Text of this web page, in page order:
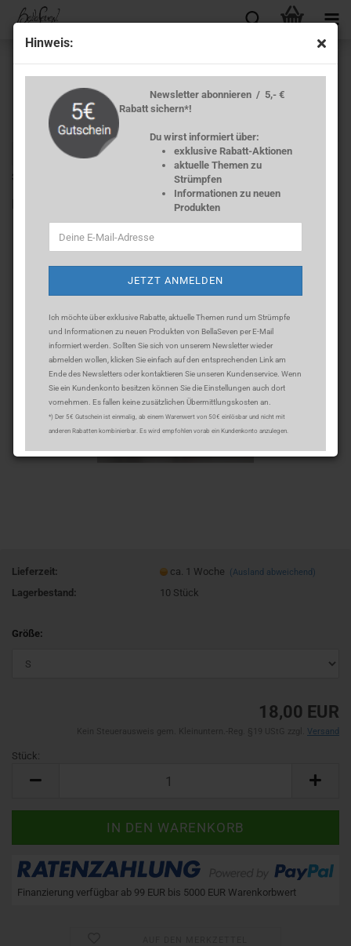
Hin­weis:
Newsletter abonnieren / 5,- €
Rabatt sichern*!
Du wirst informiert über:
exklusive Rabatt-Aktionen
aktuelle Themen zu
Strümpfen
Informationen zu neuen
Produkten
Ich möchte über exklusive Rabatte, aktuelle Themen rund um Strümpfe
und Informationen zu neuen Produkten von BellaSeven per E-Mail
informiert werden. Sollten Sie sich von unserem Newsletter wieder
abmelden wollen, klicken Sie einfach auf den entsprechenden Link am
Ende des Newsletters oder kontaktieren Sie unseren Kundenservice. Wenn
Sie ein Kundenkonto besitzen können Sie die Einstellungen auch dort
vornehmen. Es fallen keine zusätzlichen Übermittlungskosten an.
*) Der 5€ Gutschein ist einmalig, ab einem Warenwert von 50€ einlösbar und nicht mit
anderen Rabatten kombinierbar. Es wird empfohlen vorab ein Kundenkonto anzulegen.
« zurück
Letzter »
35
Leg­ging 40 DEN Mi­cro­fa­ser -​Rotorange
Lieferzeit: ca. 1 Woche (Ausland abweichend)
Lagerbestand: 10 Stück
Größe:
18,00 EUR
Versand
Stück:
Finanzierung verfügbar ab 99 EUR bis 5000 EUR Warenkorbwert